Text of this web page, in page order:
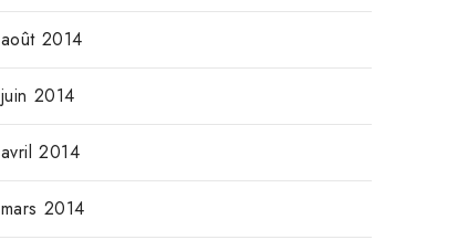
août 2014
juin 2014
avril 2014
mars 2014